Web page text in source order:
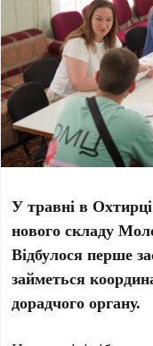
У травні в
нового складу
Відбулося перше
займеться
дорадчого органу.